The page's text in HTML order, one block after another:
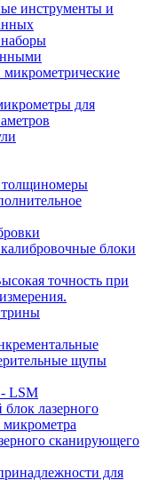
инструменты и
для
блоки
точность при
щупы
LSM
лазерного
сканирующего
для